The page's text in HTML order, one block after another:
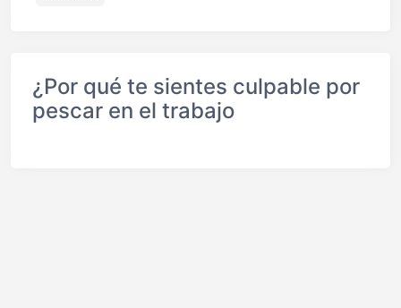
¿Por qué te sientes culpable por
pescar en el trabajo